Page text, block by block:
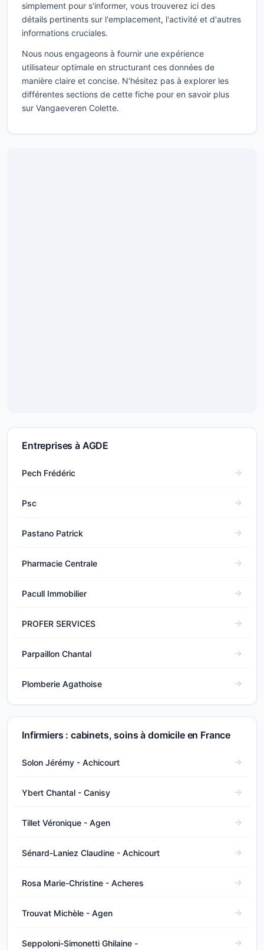
simplement pour s'informer, vous trouverez ici des
détails pertinents sur l'emplacement, l'activité et d'autres
informations cruciales.
Nous nous engageons à fournir une expérience
utilisateur optimale en structurant ces données de
manière claire et concise. N'hésitez pas à explorer les
différentes sections de cette fiche pour en savoir plus
sur Vangaeveren Colette.
Entreprises à AGDE
Pech Frédéric
Psc
Pastano Patrick
Pharmacie Centrale
Pacull Immobilier
PROFER SERVICES
Parpaillon Chantal
Plomberie Agathoise
Infirmiers : cabinets, soins à domicile en France
Solon Jérémy - Achicourt
Ybert Chantal - Canisy
Tillet Véronique - Agen
Sénard-Laniez Claudine - Achicourt
Rosa Marie-Christine - Acheres
Trouvat Michèle - Agen
Seppoloni-Simonetti Ghilaine -